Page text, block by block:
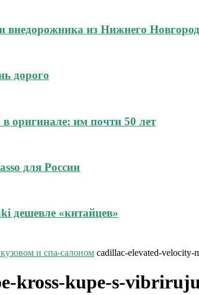
из Нижнего
дорого
оригинале: им почти 50 лет
для России
дешевле «китайцев»
и спа-салоном cadillac-elevated-velocity-
kross-kupe-s-